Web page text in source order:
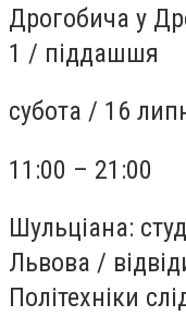
Дрогобича у
1 / піддашшя
субота / 16
11:00 – 21:00
Шульціана:
Львова /
Політехніки